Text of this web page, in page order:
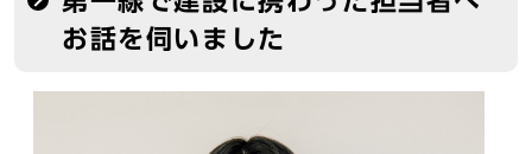
お話を伺いました